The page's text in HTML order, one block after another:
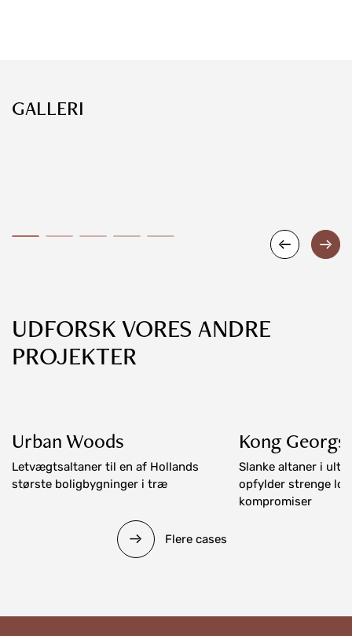
GALLERI
UDFORSK VORES ANDRE
PROJEKTER
Flere cases
Urban Woods
Letvægtsaltaner til en af Hollands
største boligbygninger i træ
Kong Georgs
Slanke altaner i
opfylder strenge
kompromiser